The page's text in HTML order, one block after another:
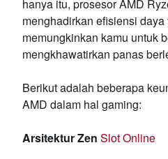
hanya itu, prosesor AMD
menghadirkan efisiensi
memungkinkan kamu untuk
mengkhawatirkan panas
Berikut adalah beberapa
AMD dalam hal gaming:
Arsitektur Zen Slot Online